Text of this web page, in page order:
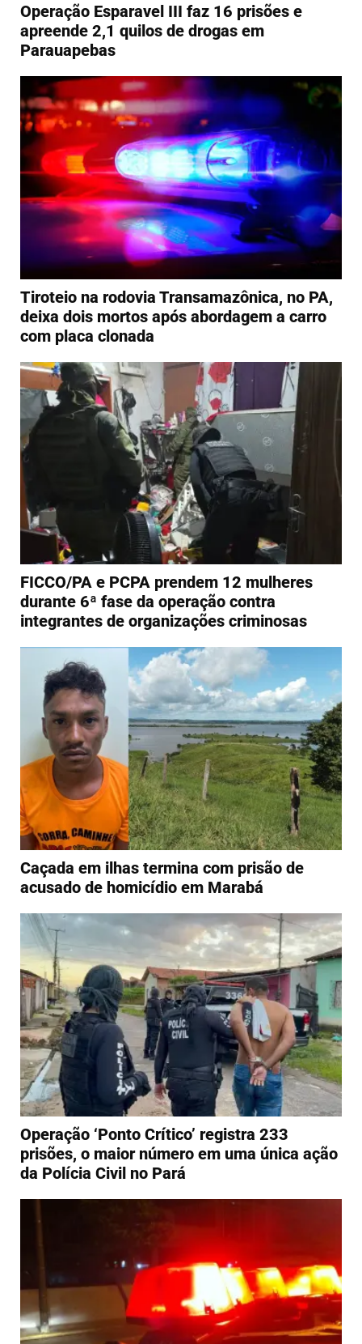
Operação Esparavel III faz 16 prisões e
apreende 2,1 quilos de drogas em
Parauapebas
Tiroteio na rodovia Transamazônica, no PA,
deixa dois mortos após abordagem a carro
com placa clonada
FICCO/PA e PCPA prendem 12 mulheres
durante 6ª fase da operação contra
integrantes de organizações criminosas
Caçada em ilhas termina com prisão de
acusado de homicídio em Marabá
Operação ‘Ponto Crítico’ registra 233
prisões, o maior número em uma única ação
da Polícia Civil no Pará